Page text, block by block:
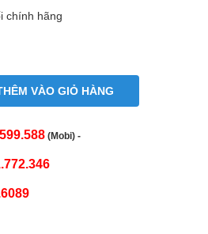
chính hãng
VÀO GIỎ HÀNG
(Mobi) -